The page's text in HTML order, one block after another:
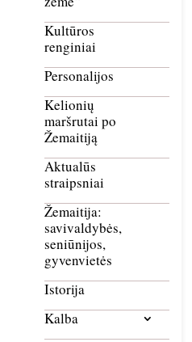
Kultūros
renginiai
Personalijos
Kelionių
maršrutai po
Žemaitiją
Aktualūs
straipsniai
Žemaitija:
savivaldybės,
seniūnijos,
gyvenvietės
Istorija
Kalba